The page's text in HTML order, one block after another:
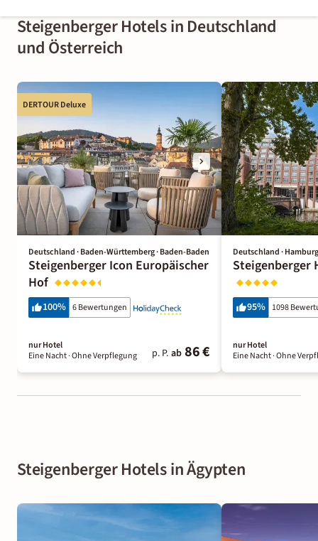
Steigenberger Hotels in Deutschland
und Österreich
DERTOUR Deluxe
Deutschland · Baden-Württemberg · Baden-Baden
Steigenberger Icon Europäischer
Hof
100% 6 Bewertungen
nur Hotel
Eine Nacht· Ohne Verpflegung p. P. ab 86 €
Deutschland · Hamburg
Steigenberger
95% 1098
nur Hotel
Eine Nacht· Ohne
Steigenberger Hotels in Ägypten